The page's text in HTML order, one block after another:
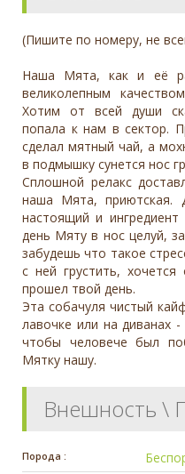
(Пишите по номеру, не
Наша Мята, как и её
великолепным
Хотим от всей души
попала к нам в сектор.
сделал мятный чай, а
в подмышку сунется нос
Сплошной релакс
наша Мята, приютская.
настоящий и
день Мяту в нос целуй,
забудешь что такое
с ней грустить,
прошел твой день.
Эта собачуля чистый
лавочке или на диванах
чтобы человече был
Мятку нашу.
Внешность \
Порода :